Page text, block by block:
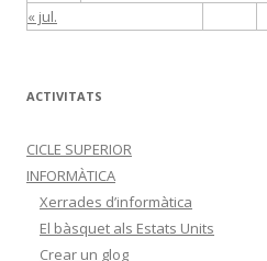
« jul.
ACTIVITATS
CICLE SUPERIOR
INFORMÀTICA
Xerrades d’informàtica
El bàsquet als Estats Units
Crear un glog